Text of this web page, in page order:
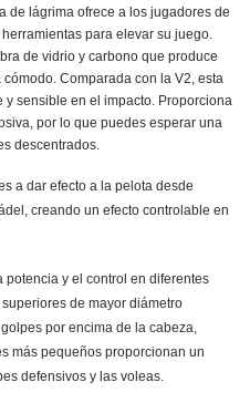
de lágrima ofrece a los jugadores de
para elevar su juego.
de vidrio y carbono que produce
Comparada con la V2, esta
sensible en el impacto. Proporciona
por lo que puedes esperar una
descentrados.
a dar efecto a la pelota desde
creando un efecto controlable en
potencia y el control en diferentes
de mayor diámetro
por encima de la cabeza,
más pequeños proporcionan un
defensivos y las voleas.